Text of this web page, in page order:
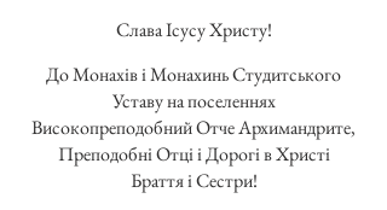
Слава Ісусу Христу!
До Монахів і Монахинь Студитського
Уставу на поселеннях
Високопреподобний Отче Архимандрите,
Преподобні Отці і Дорогі в Христі
Браття і Сестри!